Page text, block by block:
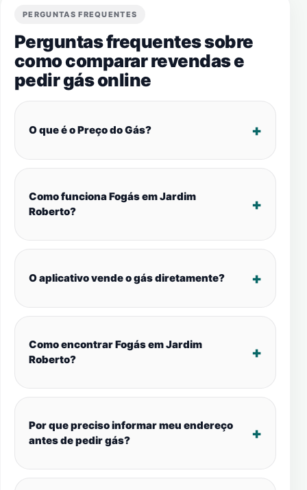
PERGUNTAS FREQUENTES
Perguntas frequentes sobre
como comparar revendas e
pedir gás online
O que é o Preço do Gás?
Como funciona Fogás em Jardim
Roberto?
O aplicativo vende o gás diretamente?
Como encontrar Fogás em Jardim
Roberto?
Por que preciso informar meu endereço
antes de pedir gás?